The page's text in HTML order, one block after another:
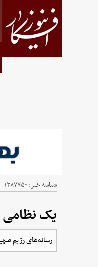
شناسه خبر: ۱۳۸۷۷۵۰
یک
رسانه‌های رژیم